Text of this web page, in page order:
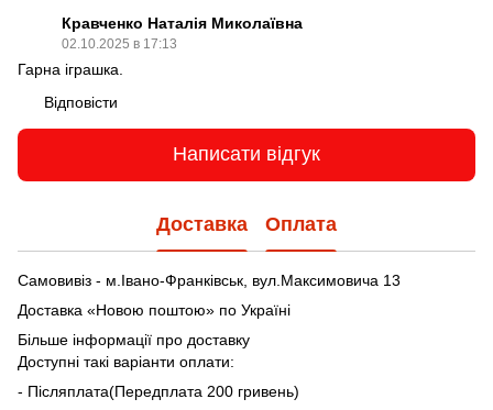
Кравченко Наталія Миколаївна
02.10.2025 в 17:13
Гарна іграшка.
Відповісти
Написати відгук
Доставка Оплата
Самовивіз - м.Івано-Франківськ, вул.Максимовича 13
Доставка «Новою поштою» по Україні
Більше інформації про доставку
Доступні такі варіанти оплати:
- Післяплата(Передплата 200 гривень)